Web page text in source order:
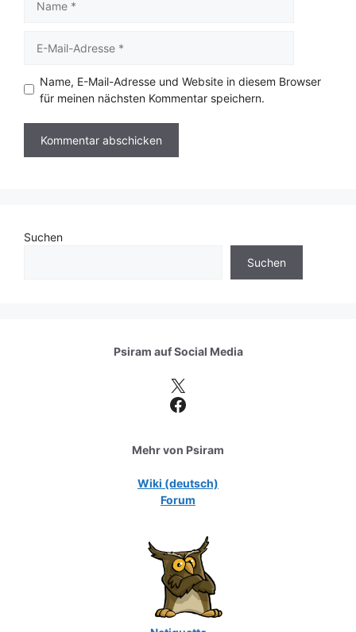
Mail-
Name, E-Mail-Adresse und Website in diesem Browser
für meinen nächsten Kommentar speichern.
Suchen
Suchen
Psiram aufSocial Media
X
Facebook
Mehr von Psiram
Wiki (deutsch)
Forum